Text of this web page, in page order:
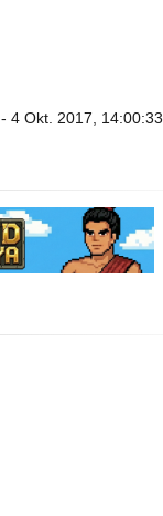
- 4 Okt. 2017, 14:00:33